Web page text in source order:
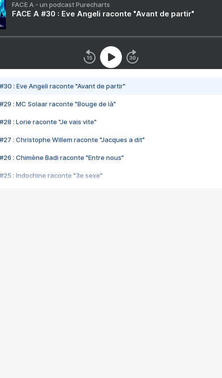
FACE A - un podcast Purecharts
FACE A #30 : Eve Angeli raconte "Avant de partir"
#30 : Eve Angeli raconte "Avant de partir"
#29 : MC Solaar raconte "Bouge de là"
#28 : Lorie raconte "Je vais vite"
#27 : Christophe Willem raconte "Jacques a dit"
#26 : Chimène Badi raconte "Entre nous"
#25 : Indochine raconte "3e sexe"